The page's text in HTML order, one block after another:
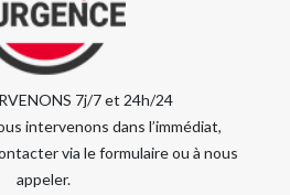
7j/7 et 24h/24
intervenons dans l’immédiat,
via le formulaire ou à nous
appeler.